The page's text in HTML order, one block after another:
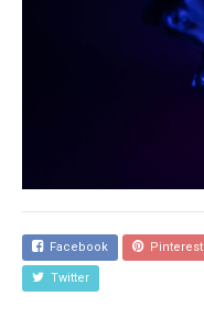
Facebook Pinterest
Twitter